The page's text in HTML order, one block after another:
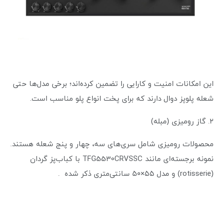
این امکانات امنیت و کارایی را تضمین کرده‌اند؛ برخی مدل‌ها حتی
شعله پلوپز دوال دارند که برای پخت انواع پلو مناسب است.
۲. گاز رومیزی (مبله)
محصولات رومیزی شامل سری‌های سه، چهار و پنج شعله هستند.
نمونه‌ برجسته‌ای مانند TFG5530CRVSSC با کباب‌پز گردان
(rotisserie) و مدل ۵۵×۵۰ سانتی‌متری ذکر شده .